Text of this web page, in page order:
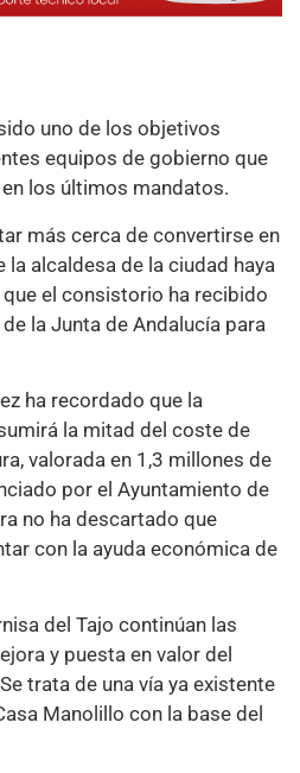
uno de los objetivos
equipos de gobierno que
los últimos mandatos.
más cerca de convertirse en
la alcaldesa de la ciudad haya
el consistorio ha recibido
la Junta de Andalucía para
ha recordado que la
la mitad del coste de
valorada en 1,3 millones de
por el Ayuntamiento de
no ha descartado que
con la ayuda económica de
del Tajo continúan las
y puesta en valor del
trata de una vía ya existente
Manolillo con la base del